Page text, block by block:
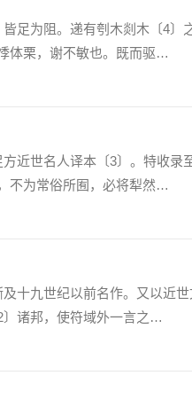
为阻。递有刳木剡木〔4〕
体栗，谢不敏也。既而驱…
世名人译本〔3〕。特收录
不为常俗所囿，必将犁然…
九世纪以前名作。又以近世
〕诸邦，使符域外一言之…